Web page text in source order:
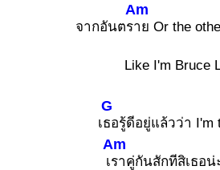
จากอันตร
Am
าย Or the
Like I'm Bruce
เ
G
ธอรู้ดีอยู่แล้วว่า I'm
เ
Am
ราคู่กันสักทีสิเธอน่